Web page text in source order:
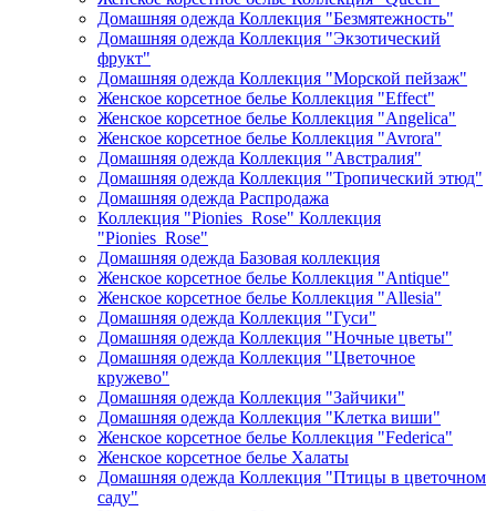
Домашняя одежда Коллекция "Безмятежность"
Домашняя одежда Коллекция "Экзотический
фрукт"
Домашняя одежда Коллекция "Морской пейзаж"
Женское корсетное белье Коллекция "Effect"
Женское корсетное белье Коллекция "Angelica"
Женское корсетное белье Коллекция "Avrora"
Домашняя одежда Коллекция "Австралия"
Домашняя одежда Коллекция "Тропический этюд"
Домашняя одежда Распродажа
Коллекция "Pionies_Rose" Коллекция
"Pionies_Rose"
Домашняя одежда Базовая коллекция
Женское корсетное белье Коллекция "Antique"
Женское корсетное белье Коллекция "Allesia"
Домашняя одежда Коллекция "Гуси"
Домашняя одежда Коллекция "Ночные цветы"
Домашняя одежда Коллекция "Цветочное
кружево"
Домашняя одежда Коллекция "Зайчики"
Домашняя одежда Коллекция "Клетка виши"
Женское корсетное белье Коллекция "Federica"
Женское корсетное белье Халаты
Домашняя одежда Коллекция "Птицы в цветочном
саду"